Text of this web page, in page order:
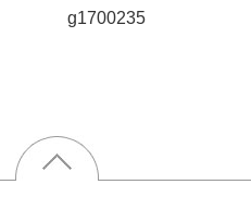
g1700235